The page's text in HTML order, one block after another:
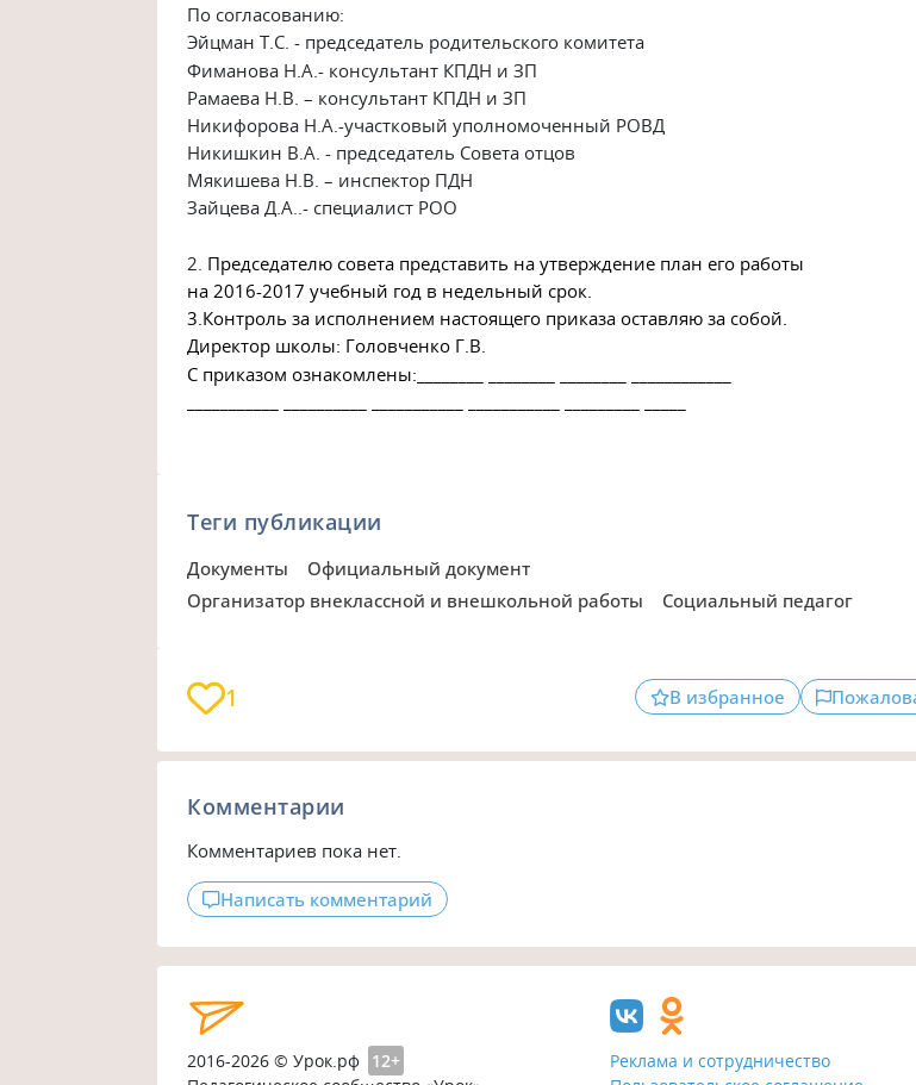
По согласованию:
Эйцман Т.С. - председатель родительского комитета
Фиманова Н.А.- консультант КПДН и ЗП
Рамаева Н.В. – консультант КПДН и ЗП
Никифорова Н.А.-участковый уполномоченный РОВД
Никишкин В.А. - председатель Совета отцов
Мякишева Н.В. – инспектор ПДН
Зайцева Д.А..- специалист РОО
2. Председателю совета представить на утверждение план его работы
на2016-2017 учебный год в недельный срок.
3.Контроль за исполнением настоящего приказа оставляю за собой.
Директор школы: Головченко Г.В.
С приказом ознакомлены:________ ________ ________ ____________
Теги публикации
Документы
Официальный документ
Организатор внеклассной и внешкольной работы
Социальный педагог
1 В избранное
Комментарии
Комментариев пока нет.
Написать комментарий
2016-2026 © Урок.рф 12+
Реклама и сотрудничество